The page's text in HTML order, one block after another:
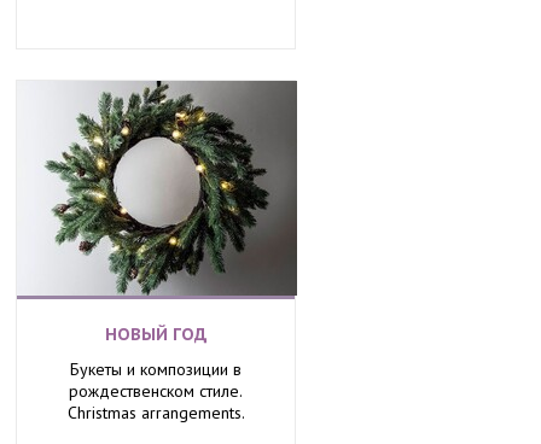
НОВЫЙ ГОД
Букеты и композиции в
рождественском стиле.
Christmas arrangements.